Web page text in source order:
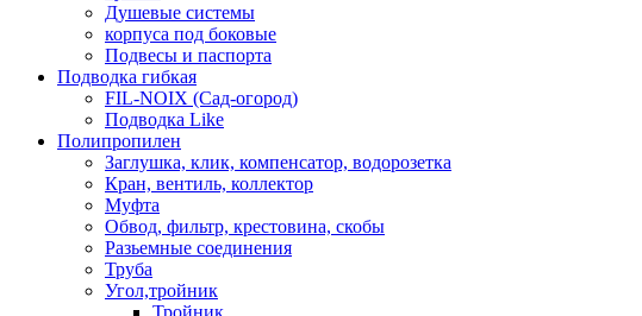
Душевые системы
корпуса под боковые
Подвесы и паспорта
Подводка гибкая
FIL-NOIX (Сад-огород)
Подводка Like
Полипропилен
Заглушка, клик, компенсатор, водорозетка
Кран, вентиль, коллектор
Муфта
Обвод, фильтр, крестовина, скобы
Разьемные соединения
Труба
Угол,тройник
Тройник